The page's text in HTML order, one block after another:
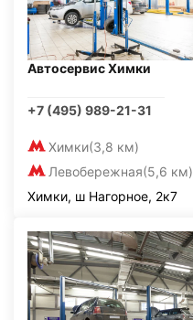
Автосервис Химки
+7 (495) 989-21-31
Химки(3,8 км)
Левобережная(5,6 км)
Химки, ш Нагорное, 2к7